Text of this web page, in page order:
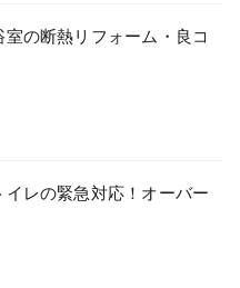
室の断熱リフォーム・良コ
イレの緊急対応！オーバー